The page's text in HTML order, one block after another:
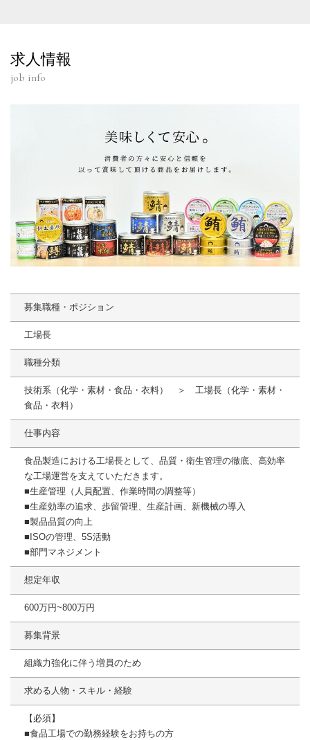
求人情報
job info
募集職種・ポジション
工場長
職種分類
技術系（化学・素材・食品・衣料） ＞ 工場長（化学・素材・
食品・衣料）
仕事内容
食品製造における工場長として、品質・衛生管理の徹底、高効率
な工場運営を支えていただきます。
■生産管理（人員配置、作業時間の調整等）
■生産効率の追求、歩留管理、生産計画、新機械の導入
■製品品質の向上
■ISOの管理、5S活動
■部門マネジメント
想定年収
600万円~800万円
募集背景
組織力強化に伴う増員のため
求める人物・スキル・経験
【必須】
■食品工場での勤務経験をお持ちの方